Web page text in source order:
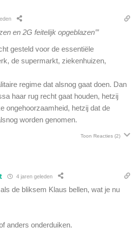
en 2G feitelijk opgeblazen’”
gesteld voor de essentiële
de supermarkt, ziekenhuizen,
regime dat alsnog gaat doen. Dan
haar rug recht gaat houden, hetzij
ongehoorzaamheid, hetzij dat de
worden genomen.
Toon Reacties (2)
4 jaren geleden
de bliksem Klaus bellen, wat je nu
anders onderduiken.